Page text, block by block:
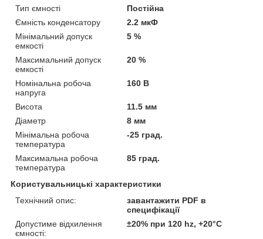
Тип ємності
Постійна
Ємність конденсатору
2.2 мкФ
Мінімальний допуск
емкості
5 %
Максимальний допуск
емкості
20 %
Номінальна робоча
напруга
160 В
Висота
11.5 мм
Діаметр
8 мм
Мінімальна робоча
температура
-25 град.
Максимальна робоча
температура
85 град.
Користувальницькі характеристики
Технічний опис:
завантажити PDF в
специфікації
Допустиме відхилення
ємності:
±20% при 120 hz, +20°C